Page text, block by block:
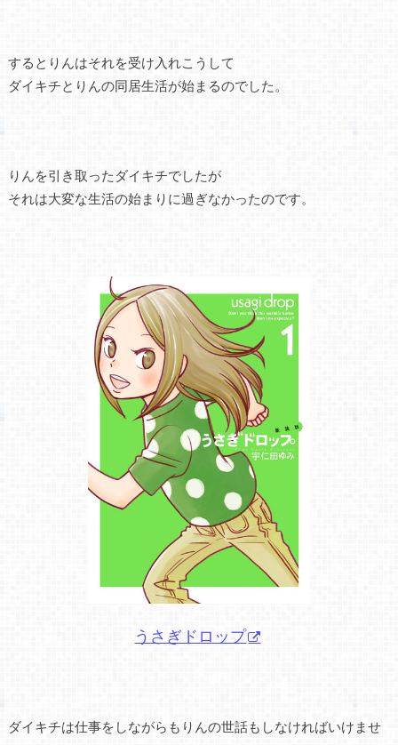
するとりんはそれを受け入れこうして
ダイキチとりんの同居生活が始まるのでした。
りんを引き取ったダイキチでしたが
それは大変な生活の始まりに過ぎなかったのです。
うさぎドロップ
ダイキチは仕事をしながらもりんの世話もしなければいけませ